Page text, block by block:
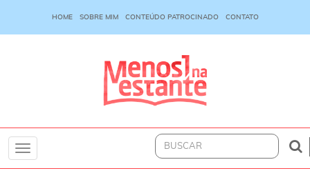
HOME SOBRE MIM CONTEÚDO PATROCINADO CONTATO
Toggle